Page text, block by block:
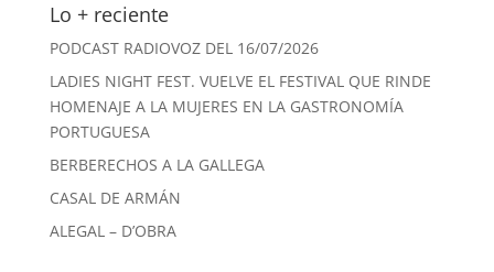
Lo + reciente
PODCAST RADIOVOZ DEL 16/07/2026
LADIES NIGHT FEST. VUELVE EL FESTIVAL QUE RINDE
HOMENAJE A LA MUJERES EN LA GASTRONOMÍA
PORTUGUESA
BERBERECHOS A LA GALLEGA
CASAL DE ARMÁN
ALEGAL – D’OBRA